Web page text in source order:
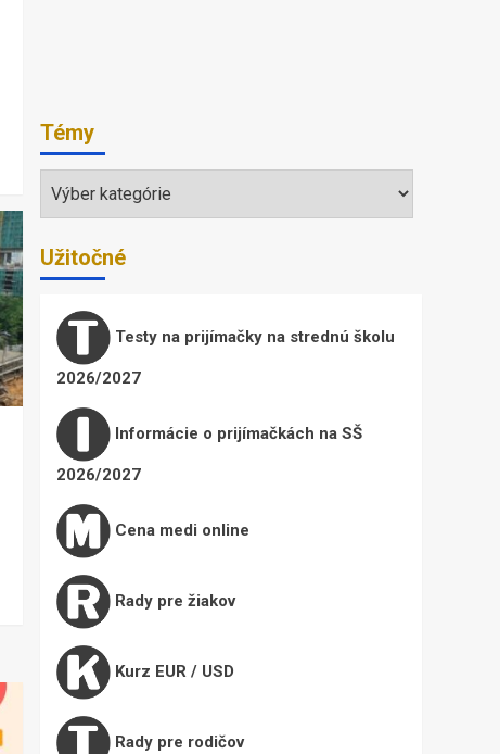
Témy
Témy
Užitočné
Testy na prijímačky na strednú školu
2026/2027
Informácie o prijímačkách na SŠ
2026/2027
Cena medi online
Rady pre žiakov
Kurz EUR / USD
Rady pre rodičov